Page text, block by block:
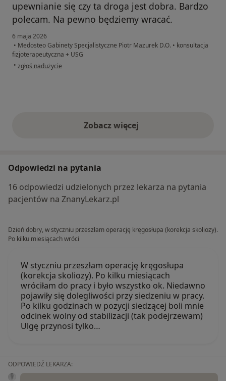
upewnianie się czy ta droga jest dobra. Bardzo
polecam. Na pewno będziemy wracać.
6 maja 2026
• Medosteo Gabinety Specjalistyczne Piotr Mazurek D.O. • konsultacja
fizjoterapeutyczna + USG
• w opinii użytkownika Karolina
zgłoś nadużycie
Zobacz więcejopinie powyżej
Odpowiedzi na pytania
16 odpowiedzi udzielonych przez lekarza na pytania
pacjentów na ZnanyLekarz.pl
Dzień dobry, w styczniu przeszłam operację kręgosłupa (korekcja skoliozy).
Po kilku miesiącach wróci
W styczniu przeszłam operację kręgosłupa
(korekcja skoliozy). Po kilku miesiącach
wróciłam do pracy i było wszystko ok. Niedawno
pojawiły się dolegliwości przy siedzeniu w pracy.
Po kilku godzinach w pozycji siedzącej boli mnie
odcinek wolny od stabilizacji (tak podejrzewam)
Ulgę przynosi tylko…
ODPOWIEDŹ LEKARZA: